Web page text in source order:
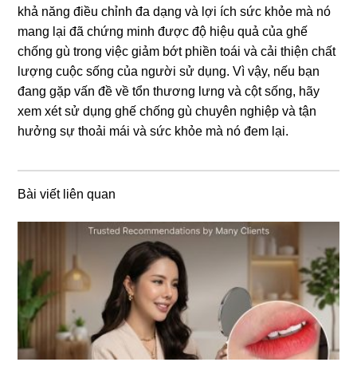
khả năng điều chỉnh đa dạng và lợi ích sức khỏe mà nó
mang lại đã chứng minh được độ hiệu quả của ghế
chống gù trong việc giảm bớt phiền toái và cải thiện chất
lượng cuộc sống của người sử dụng. Vì vậy, nếu bạn
đang gặp vấn đề về tổn thương lưng và cột sống, hãy
xem xét sử dụng ghế chống gù chuyên nghiệp và tận
hưởng sự thoải mái và sức khỏe mà nó đem lại.
Bài viết liên quan